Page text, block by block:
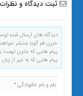
ثبت دیدگاه و
دیدگاه های ارسال شده
خبری قم گویا منتشر
پیام هایی که حاوی تهمت
پیام هایی که به غیر از